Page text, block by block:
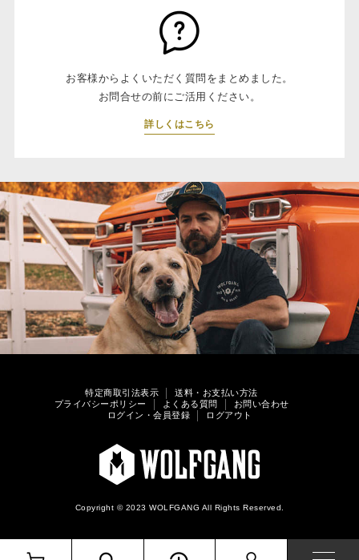
お客様からよくいただく質問をまとめました。
お問合せの前にご活用ください。
詳しくはこちら
特定商取引法表示
送料・お支払い方法
プライバシーポリシー
よくある質問
お問い合わせ
ログイン・会員登録
ログアウト
Copyright © 2023 WOLFGANG All Rights Reserved.